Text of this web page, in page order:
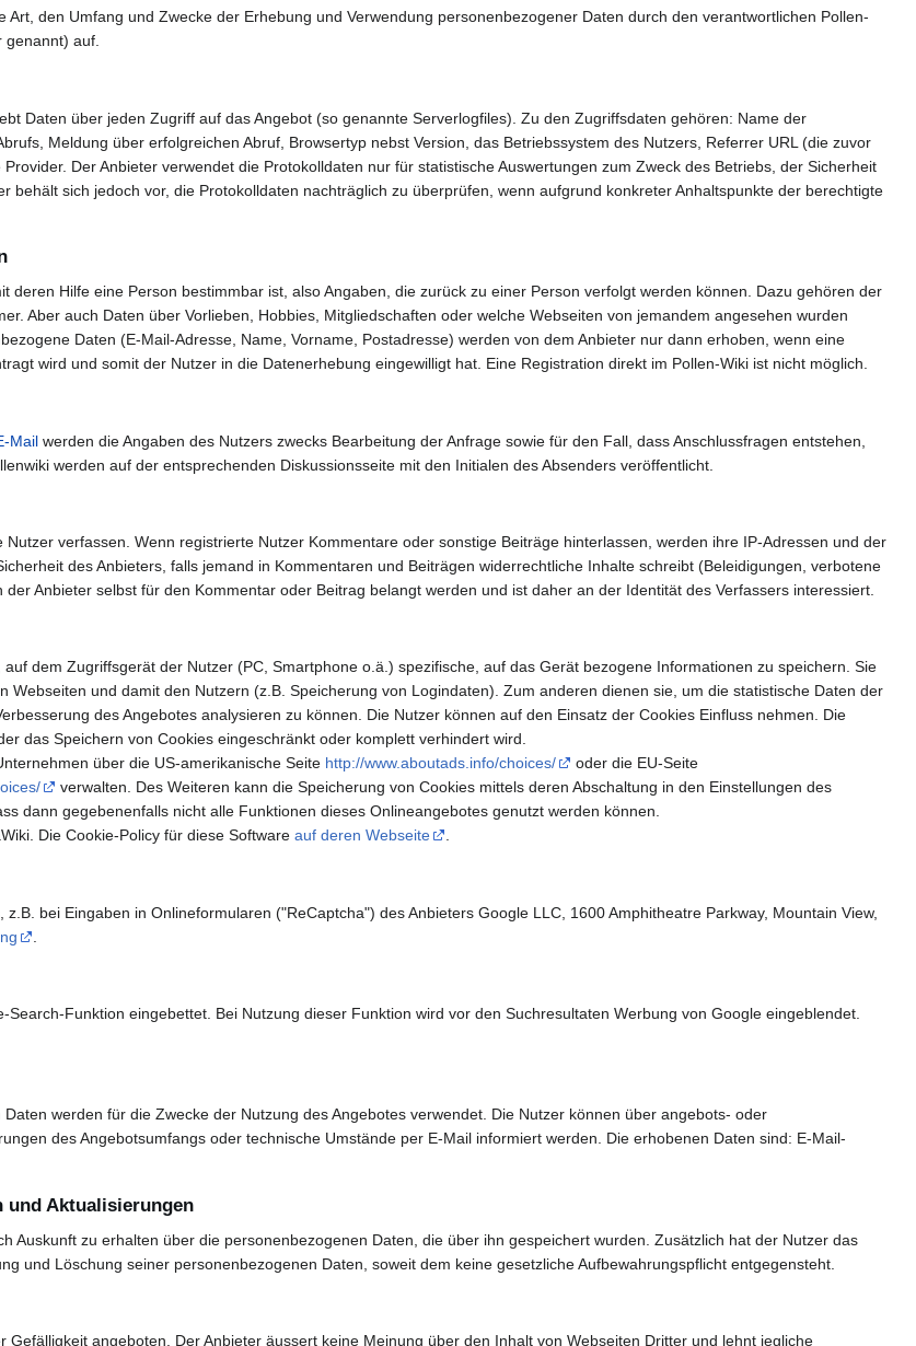
Art, den Umfang und Zwecke der Erhebung und Verwendung personenbezogener Daten durch den verantwortlichen Pollen-
genannt) auf.
Daten über jeden Zugriff auf das Angebot (so genannte Serverlogfiles). Zu den Zugriffsdaten gehören: Name der
Meldung über erfolgreichen Abruf, Browsertyp nebst Version, das Betriebssystem des Nutzers, Referrer URL (die zuvor
Der Anbieter verwendet die Protokolldaten nur für statistische Auswertungen zum Zweck des Betriebs, der Sicherheit
behält sich jedoch vor, die Protokolldaten nachträglich zu überprüfen, wenn aufgrund konkreter Anhaltspunkte der berechtigte
deren Hilfe eine Person bestimmbar ist, also Angaben, die zurück zu einer Person verfolgt werden können. Dazu gehören der
Aber auch Daten über Vorlieben, Hobbies, Mitgliedschaften oder welche Webseiten von jemandem angesehen wurden
Daten (E-Mail-Adresse, Name, Vorname, Postadresse) werden von dem Anbieter nur dann erhoben, wenn eine
wird und somit der Nutzer in die Datenerhebung eingewilligt hat. Eine Registration direkt im Pollen-Wiki ist nicht möglich.
Mail werden die Angaben des Nutzers zwecks Bearbeitung der Anfrage sowie für den Fall, dass Anschlussfragen entstehen,
werden auf der entsprechenden Diskussionsseite mit den Initialen des Absenders veröffentlicht.
verfassen. Wenn registrierte Nutzer Kommentare oder sonstige Beiträge hinterlassen, werden ihre IP-Adressen und der
des Anbieters, falls jemand in Kommentaren und Beiträgen widerrechtliche Inhalte schreibt (Beleidigungen, verbotene
Anbieter selbst für den Kommentar oder Beitrag belangt werden und ist daher an der Identität des Verfassers interessiert.
dem Zugriffsgerät der Nutzer (PC, Smartphone o.ä.) spezifische, auf das Gerät bezogene Informationen zu speichern. Sie
Webseiten und damit den Nutzern (z.B. Speicherung von Logindaten). Zum anderen dienen sie, um die statistische Daten der
des Angebotes analysieren zu können. Die Nutzer können auf den Einsatz der Cookies Einfluss nehmen. Die
das Speichern von Cookies eingeschränkt oder komplett verhindert wird.
über die US-amerikanische Seite http://www.aboutads.info/choices/
oder die EU-Seite
verwalten. Des Weiteren kann die Speicherung von Cookies mittels deren Abschaltung in den Einstellungen des
dann gegebenenfalls nicht alle Funktionen dieses Onlineangebotes genutzt werden können.
Die Cookie-Policy für diese Software auf deren Webseite .
bei Eingaben in Onlineformularen ("ReCaptcha") des Anbieters Google LLC, 1600 Amphitheatre Parkway, Mountain View,
Funktion eingebettet. Bei Nutzung dieser Funktion wird vor den Suchresultaten Werbung von Google eingeblendet.
werden für die Zwecke der Nutzung des Angebotes verwendet. Die Nutzer können über angebots- oder
des Angebotsumfangs oder technische Umstände per E-Mail informiert werden. Die erhobenen Daten sind: E-Mail-
und Aktualisierungen
Auskunft zu erhalten über die personenbezogenen Daten, die über ihn gespeichert wurden. Zusätzlich hat der Nutzer das
und Löschung seiner personenbezogenen Daten, soweit dem keine gesetzliche Aufbewahrungspflicht entgegensteht.
Gefälligkeit angeboten. Der Anbieter äussert keine Meinung über den Inhalt von Webseiten Dritter und lehnt jegliche